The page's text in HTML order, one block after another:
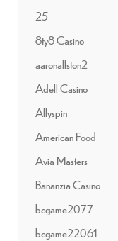
25
8ty8 Casino
aaronallston2
Adell Casino
Allyspin
American Food
Avia Masters
Bananzia Casino
bcgame2077
bcgame22061